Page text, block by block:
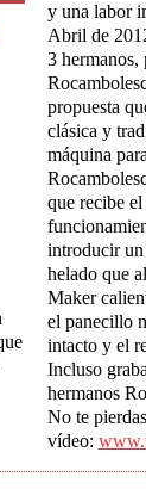
y una labor
Abril de
3 hermanos,
propuesta
clásica y
máquina
que recibe
introducir un
helado que
Maker
el panecillo
intacto y el
Incluso
hermanos
No te
vídeo: